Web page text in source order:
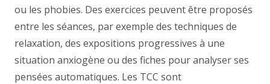
ou les phobies. Des exercices peuvent être proposés
entre les séances, par exemple des techniques de
relaxation, des expositions progressives à une
situation anxiogène ou des fiches pour analyser ses
pensées automatiques. Les TCC sont